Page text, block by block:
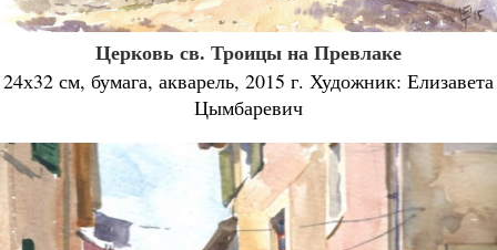
Церковь св. Троицы на Превлаке
24х32 см, бумага, акварель, 2015 г. Художник: Елизавета
Цымбаревич